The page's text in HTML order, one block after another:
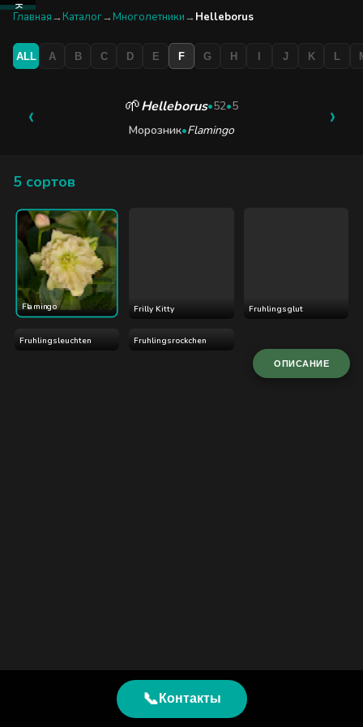
КАТАЛОГ
БУТИК
Главная→ Каталог→ Многолетники→ Helleborus
ALL A B C D E F G H I J K L
‹ 🌱Helleborus•52•5
Морозник•Flamingo ›
5 сортов
Flamingo Frilly Kitty Fruhlingsglut
Fruhlingsleuchten Fruhlingsrockchen
ОПИСАНИЕ
📞 Контакты